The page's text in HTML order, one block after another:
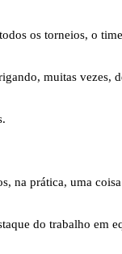
os torneios, o
muitas vezes,
na prática, uma
do trabalho em